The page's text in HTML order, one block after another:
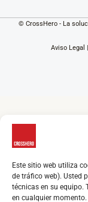
Este sitio web utiliza
de tráfico web). Usted
técnicas en su equipo.
en cualquier momento.
© CrossHero - La
Aviso Legal